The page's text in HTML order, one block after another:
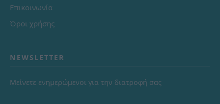
Επικοινωνία
Όροι χρήσης
NEWSLETTER
Μείνετε ενημερώμενοι για την διατροφή σας